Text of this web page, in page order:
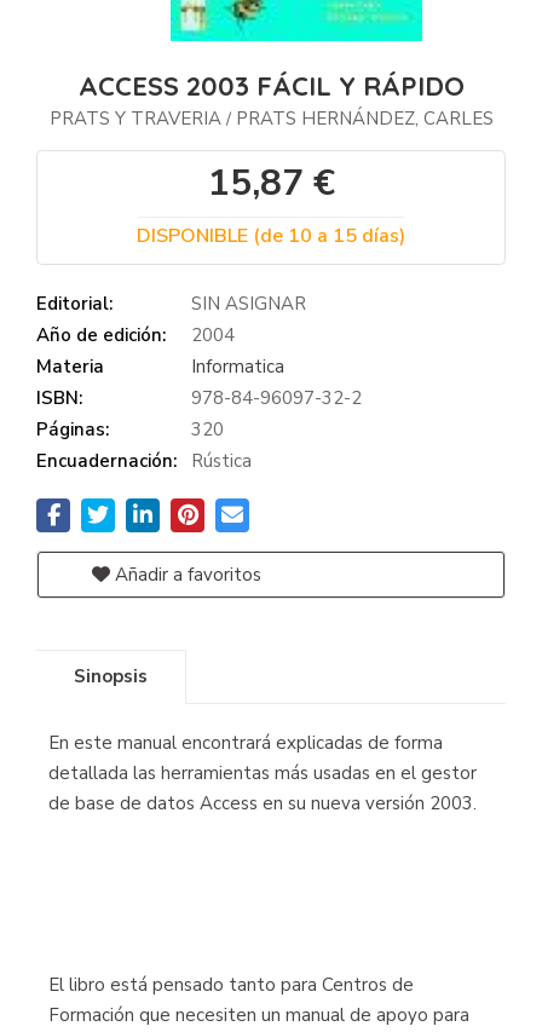
ACCESS 2003 FÁCIL Y RÁPIDO
PRATS Y TRAVERIA/ PRATS HERNÁNDEZ, CARLES
15,87 €
DISPONIBLE (de 10 a 15 días)
Editorial:
SIN ASIGNAR
Año de edición:
2004
Materia
Informatica
ISBN:
978-84-96097-32-2
Páginas:
320
Encuadernación:
Rústica
Añadir a favoritos
Sinopsis
En este manual encontrará explicadas de forma
detallada las herramientas más usadas en el gestor
de base de datos Access en su nueva versión 2003.
El libro está pensado tanto para Centros de
Formación que necesiten un manual de apoyo para